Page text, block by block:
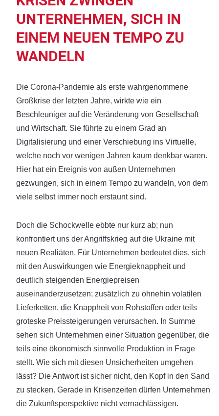
UNTERNEHMEN, SICH IN
EINEM NEUEN TEMPO ZU
WANDELN
Die Corona-Pandemie als erste wahrgenommene
Großkrise der letzten Jahre, wirkte wie ein
Beschleuniger auf die Veränderung von Gesellschaft
und Wirtschaft. Sie führte zu einem Grad an
Digitalisierung und einer Verschiebung ins Virtuelle,
welche noch vor wenigen Jahren kaum denkbar waren.
Hier hat ein Ereignis von außen Unternehmen
gezwungen, sich in einem Tempo zu wandeln, von dem
viele selbst immer noch erstaunt sind.
Doch die Schockwelle ebbte nur kurz ab; nun
konfrontiert uns der Angriffskrieg auf die Ukraine mit
neuen Realiäten. Für Unternehmen bedeutet dies, sich
mit den Auswirkungen wie Energieknappheit und
deutlich steigenden Energiepreisen
auseinanderzusetzen; zusätzlich zu ohnehin volatilen
Lieferketten, die Knappheit von Rohstoffen oder teils
groteske Preissteigerungen verursachen. In Summe
sehen sich Unternehmen einer Situation gegenüber, die
teils eine ökonomisch sinnvolle Produktion in Frage
stellt. Wie sich mit diesen Unsicherheiten umgehen
lässt? Die Antwort ist sicher nicht, den Kopf in den Sand
zu stecken. Gerade in Krisenzeiten dürfen Unternehmen
die Zukunftsperspektive nicht vernachlässigen.